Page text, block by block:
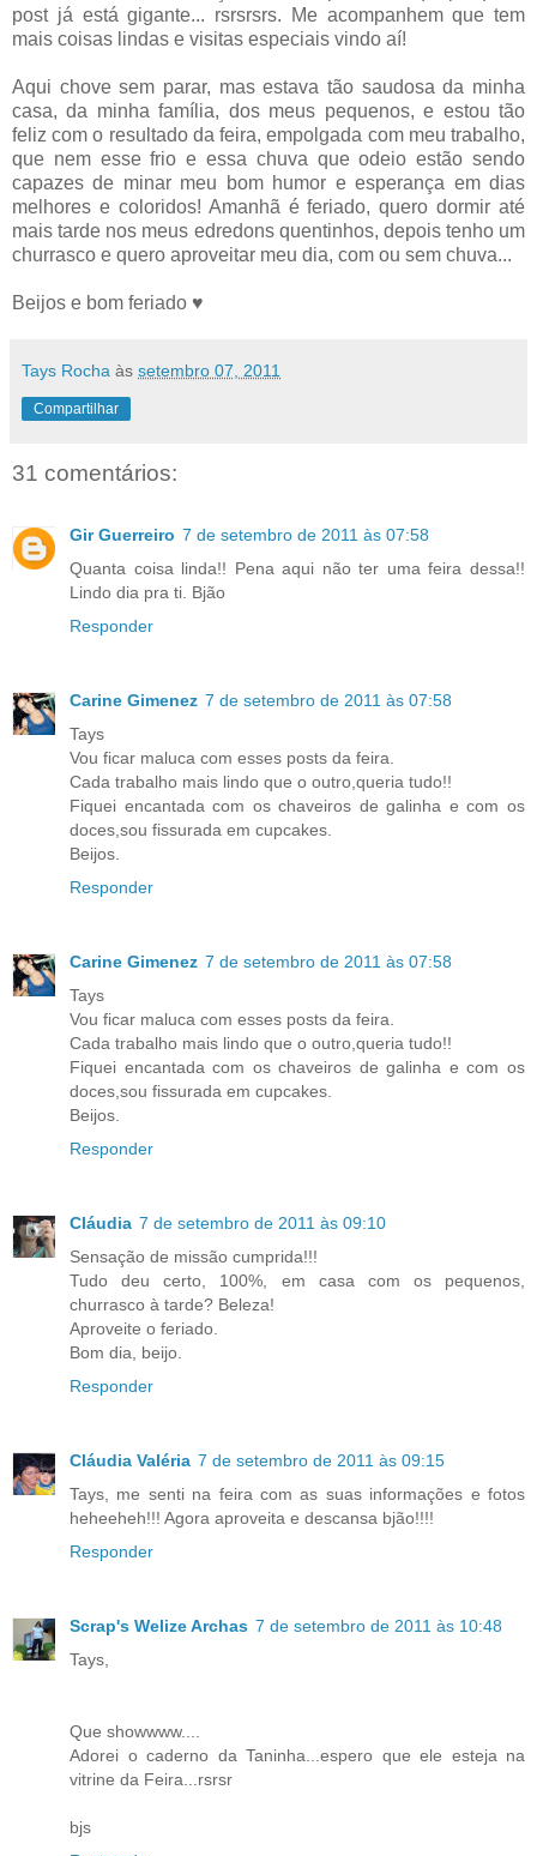
post já está gigante... rsrsrsrs. Me acompanhem que tem
mais coisas lindas e visitas especiais vindo aí!
Aqui chove sem parar, mas estava tão saudosa da minha
casa, da minha família, dos meus pequenos, e estou tão
feliz com o resultado da feira, empolgada com meu trabalho,
que nem esse frio e essa chuva que odeio estão sendo
capazes de minar meu bom humor e esperança em dias
melhores e coloridos! Amanhã é feriado, quero dormir até
mais tarde nos meus edredons quentinhos, depois tenho um
churrasco e quero aproveitar meu dia, com ou sem chuva...
Beijos e bom feriado ♥
Tays Rocha às setembro 07, 2011
Compartilhar
31 comentários:
Gir Guerreiro 7 de setembro de 2011 às 07:58
Quanta coisa linda!! Pena aqui não ter uma feira dessa!!
Lindo dia pra ti. Bjão
Responder
Carine Gimenez 7 de setembro de 2011 às 07:58
Tays
Vou ficar maluca com esses posts da feira.
Cada trabalho mais lindo que o outro,queria tudo!!
Fiquei encantada com os chaveiros de galinha e com os
doces,sou fissurada em cupcakes.
Beijos.
Responder
Carine Gimenez 7 de setembro de 2011 às 07:58
Tays
Vou ficar maluca com esses posts da feira.
Cada trabalho mais lindo que o outro,queria tudo!!
Fiquei encantada com os chaveiros de galinha e com os
doces,sou fissurada em cupcakes.
Beijos.
Responder
Cláudia 7 de setembro de 2011 às 09:10
Sensação de missão cumprida!!!
Tudo deu certo, 100%, em casa com os pequenos,
churrasco à tarde? Beleza!
Aproveite o feriado.
Bom dia, beijo.
Responder
Cláudia Valéria 7 de setembro de 2011 às 09:15
Tays, me senti na feira com as suas informações e fotos
heheeheh!!! Agora aproveita e descansa bjão!!!!
Responder
Scrap's Welize Archas 7 de setembro de 2011 às 10:48
Tays,
Que showwww....
Adorei o caderno da Taninha...espero que ele esteja na
vitrine da Feira...rsrsr
bjs